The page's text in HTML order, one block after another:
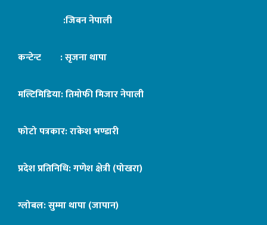
:जिबन नेपाली
कन्टेन्ट : सृजना थापा
मल्टिमिडिया: तिमोफी मिजार नेपाली
फोटो पत्रकार: राकेश भण्डारी
प्रदेश प्रतिनिधि: गणेश क्षेत्री (पोखरा)
ग्लोबल: सुम्मा थापा (जापान)